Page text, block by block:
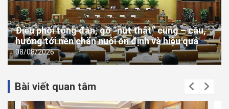
Điều phối tổng đàn, gỡ “nút thắt” cung – cầu,
hướng tới nền chăn nuôi ổn định và hiệu quả
08/08/2026
Bài viết quan tâm